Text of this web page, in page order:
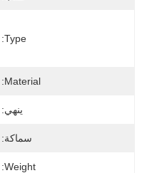
Type:
Material:
ينهي:
سماكة:
Weight: